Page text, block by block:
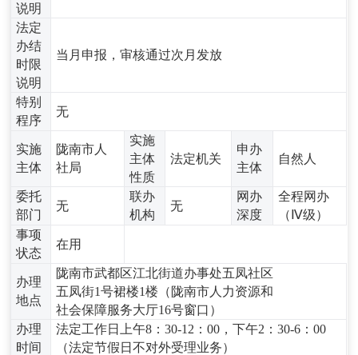
说明
法定
办结
时限
说明
当月申报，审核通过次月发放
特别
程序
无
实施
主体
陇南市人
社局
实施
主体
性质
法定机关
申办
主体
自然人
委托
部门
无
联办
机构
无
网办
深度
全程网办
（Ⅳ级）
事项
状态
在用
办理
地点
陇南市武都区江北街道办事处五凤社区
五凤街1号裙楼1楼（陇南市人力资源和
社会保障服务大厅16号窗口）
办理
时间
法定工作日上午8：30-12：00，下午2：30-6：00
（法定节假日不对外受理业务）